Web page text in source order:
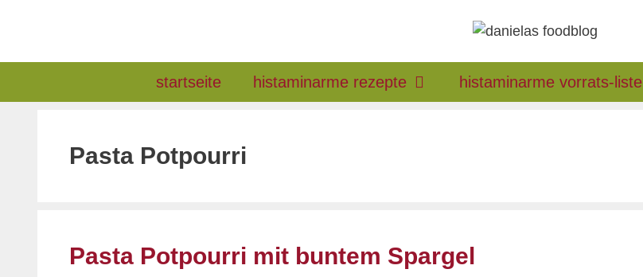
startseite histaminarme rezepte histaminarme vorrats-liste
Pasta Potpourri
Pasta Potpourri mit buntem Spargel